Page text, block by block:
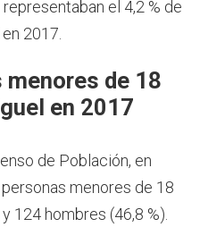
el 4,2 % de
2017.
de 18
en 2017
de Población, en
menores de 18
124 hombres (46,8 %).